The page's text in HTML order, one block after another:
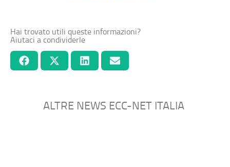
Hai trovato utili queste informazioni?
Aiutaci a condividerle
ALTRE NEWS ECC-NET ITALIA